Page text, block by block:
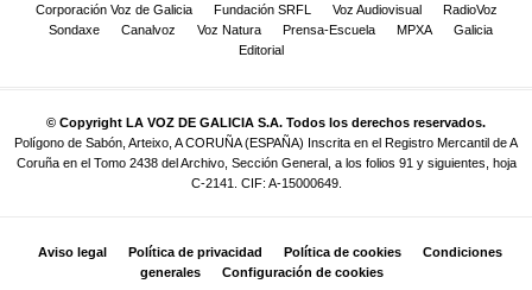
Corporación Voz de Galicia Fundación SRFL Voz Audiovisual
RadioVoz
Sondaxe
Canalvoz Voz Natura Prensa-Escuela MPXA
Galicia
Editorial
© Copyright LA VOZ DE GALICIA S.A. Todos los derechos reservados.
Polígono de Sabón, Arteixo, A CORUÑA (ESPAÑA) Inscrita en el Registro Mercantil de A
Coruña en el Tomo 2438 del Archivo, Sección General, a los folios 91 y siguientes, hoja
C-2141. CIF: A-15000649.
Aviso legal Política de privacidad Política de cookies
Condiciones
generales
Configuración de cookies